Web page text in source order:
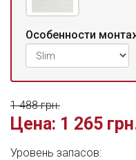
Особенности
Цена: 1 265
1 488 грн.
Уровень запасов: